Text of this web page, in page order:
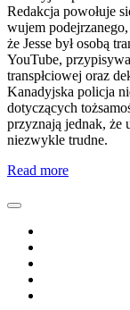
Redakcja powołuje
wujem
że Jesse był osobą
YouTube,
transpłciowej oraz
Kanadyjska policja
dotyczących
przyznają jednak, że
niezwykle trudne.
Read more